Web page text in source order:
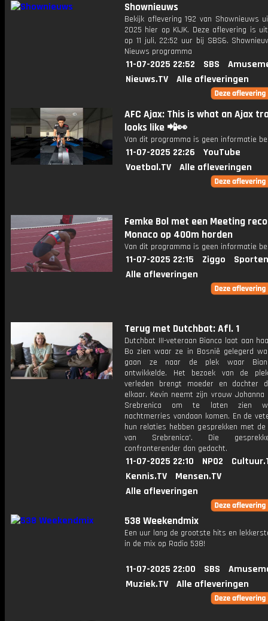
Shownieuws
Bekijk aflevering 192 van Shownieuws
2025 hier op KIJK. Deze aflevering is
op 11 juli, 22:52 uur bij SBS6.
Nieuws programma
11-07-2025 22:52 SBS
Nieuws.TV
Alle afleveringen
AFC Ajax: This is what an Ajax
looks like 📲👀
Van dit programma is geen informatie
11-07-2025 22:26
YouTube
Voetbal.TV
Alle afleveringen
Femke Bol met een Meeting
Monaco op 400m horden
Van dit programma is geen informatie
11-07-2025 22:15 Ziggo
Alle afleveringen
Terug met Dutchbat: Afl. 1
Dutchbat III-veteraan Bianca laat aan
Bo zien waar ze in Bosnië gelegerd
gaan ze naar de plek waar
ontwikkelde. Het bezoek van de
verleden brengt moeder en dochter
elkaar. Kevin neemt zijn vrouw Johanna
Srebrenica om te laten zien
nachtmerries vandaan komen. En de
hun relaties hebben gesprekken met
van Srebrenica'. Die
confronterender dan gedacht.
11-07-2025 22:10 NPO2
Kennis.TV
Mensen.TV
Alle afleveringen
538 Weekendmix
Een uur lang de grootste hits en
in de mix op Radio 538!
11-07-2025 22:00 SBS
Muziek.TV
Alle afleveringen